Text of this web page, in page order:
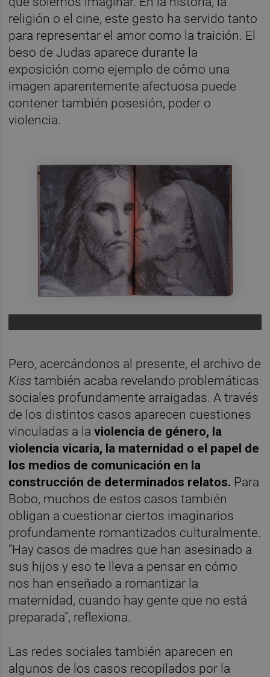
religión o el cine, este gesto ha servido tanto
para representar el amor como la traición. El
beso de Judas aparece durante la
exposición como ejemplo de cómo una
imagen aparentemente afectuosa puede
contener también posesión, poder o
violencia.
Pero, acercándonos al presente, el archivo de
Kiss también acaba revelando problemáticas
sociales profundamente arraigadas. A través
de los distintos casos aparecen cuestiones
vinculadas a laviolencia de género, la
violencia vicaria, la maternidad o el papel de
los medios de comunicación en la
construcción de determinados relatos. Para
Bobo, muchos de estos casos también
obligan a cuestionar ciertos imaginarios
profundamente romantizados culturalmente.
“Hay casos de madres que han asesinado a
sus hijos y eso te lleva a pensar en cómo
nos han enseñado a romantizar la
maternidad, cuando hay gente que no está
preparada”, reflexiona.
Las redes sociales también aparecen en
algunos de los casos recopilados por la